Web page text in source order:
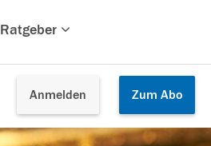
Ratgeber
Anmelden Zum Abo